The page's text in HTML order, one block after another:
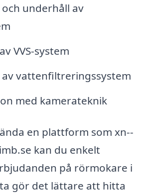
underhåll av
VVS-system
vattenfiltreringssystem
med kamerateknik
en plattform som xn--
kan du enkelt
på rörmokare i
gör det lättare att hitta